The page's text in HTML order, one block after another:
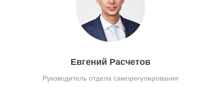
Евгений Расчетов
Руководитель отдела саморегулирования